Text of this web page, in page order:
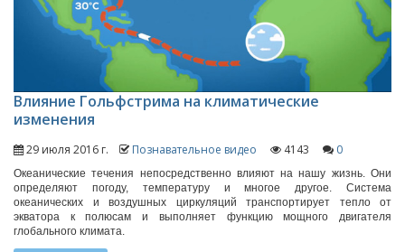
Влияние Гольфстрима на климатические
изменения
29 июля 2016 г. Познавательное видео 4143 0
Океанические течения непосредственно влияют на нашу жизнь. Они
определяют погоду, температуру и многое другое. Система
океанических и воздушных циркуляций транспортирует тепло от
экватора к полюсам и выполняет функцию мощного двигателя
глобального климата.